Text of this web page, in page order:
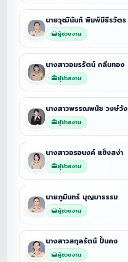
นายวุฒินันท์ พิมพ์มีธีรวัตร
ผู้ช่วยงาน
นางสาวอมรรัตน์ กลิ่นทอง
ผู้ช่วยงาน
นางสาวพรรณพนัช วงษ์วัง
ผู้ช่วยงาน
นางสาวอรอนงค์ แข็งสง่า
ผู้ช่วยงาน
นายภูมินทร์ บุญมาธรรม
ผู้ช่วยงาน
นางสาวสกุลรัตน์ ปั้นคง
ผู้ช่วยงาน